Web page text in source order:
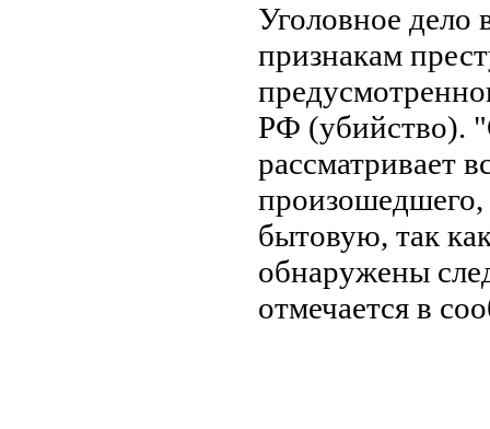
Уголовное дело
признакам
РФ (убийство).
рассматривает
произошедшего,
бытовую, так
обнаружены
отмечается в